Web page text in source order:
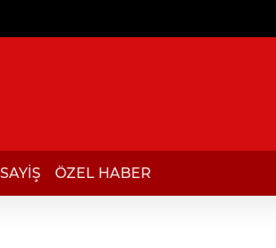
ÖZEL HABER